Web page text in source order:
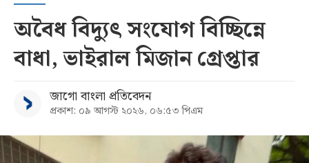
অবৈধ বিদ্যুৎ সংযোগ বিচ্ছিন্নে
বাধা, ভাইরাল মিজান গ্রেপ্তার
জাগো বাংলা প্রতিবেদন
প্রকাশ: ০৯ আগস্ট ২০২৬, ০৬:৫৩ পিএম